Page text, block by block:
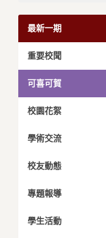
最新一期
重要校聞
可喜可賀
校園花絮
學術交流
校友動態
專題報導
學生活動